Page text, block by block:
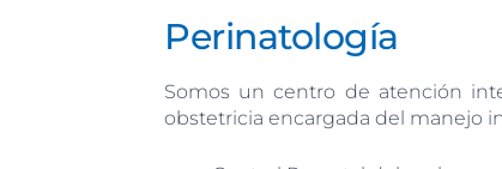
Perinatología
Somos un centro de atención
obstetricia encargada del manejo